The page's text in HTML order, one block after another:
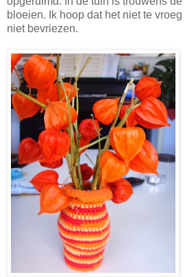
bloeien. Ik hoop dat het niet te
niet bevriezen.